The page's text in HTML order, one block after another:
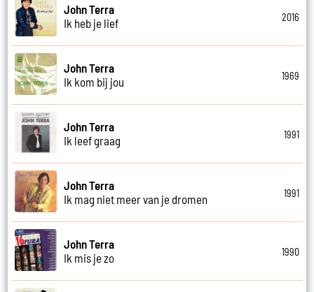
John Terra
Ik heb je lief
2016
John Terra
Ik kom bij jou
1969
John Terra
Ik leef graag
1991
John Terra
Ik mag niet meer van je dromen
1991
John Terra
Ik mis je zo
1990